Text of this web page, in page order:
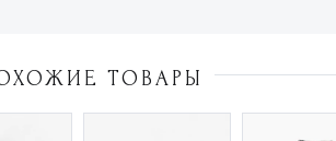
ТОВАРЫ